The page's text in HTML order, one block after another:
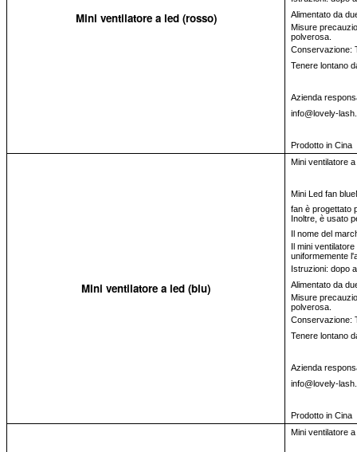
Mini ventilatore a led (rosso)
Alimentato da
Misure
polverosa.
Conservazione:
Tenere lontano
Azienda
info@lovely-
Prodotto in Cina
Mini ventilatore a led (blu)
Mini ventilatore
Mini Led fan
fan è progettato
Inoltre, è usato
Il nome del
Il mini
uniformemente
Istruzioni: dopo
Alimentato da
Misure
polverosa.
Conservazione:
Tenere lontano
Azienda
info@lovely-
Prodotto in Cina
Mini ventilatore